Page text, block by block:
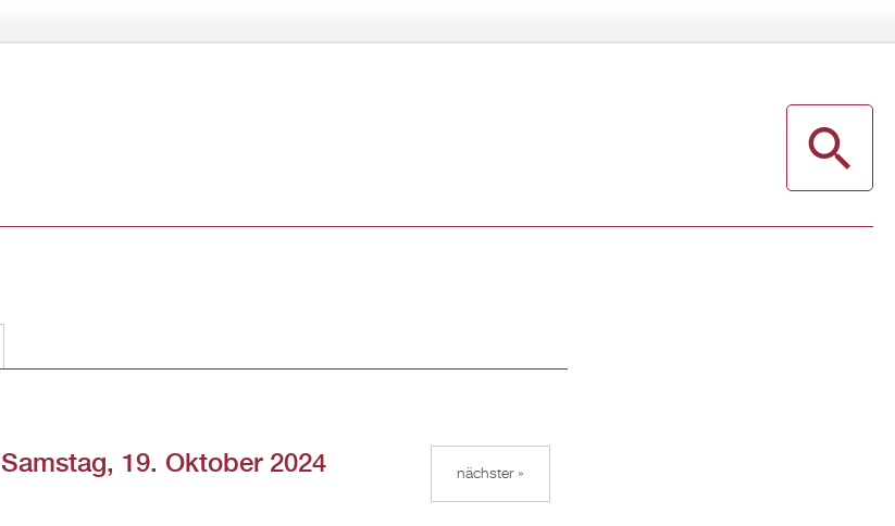
Reiter)
Samstag, 19. Oktober 2024 nächster »